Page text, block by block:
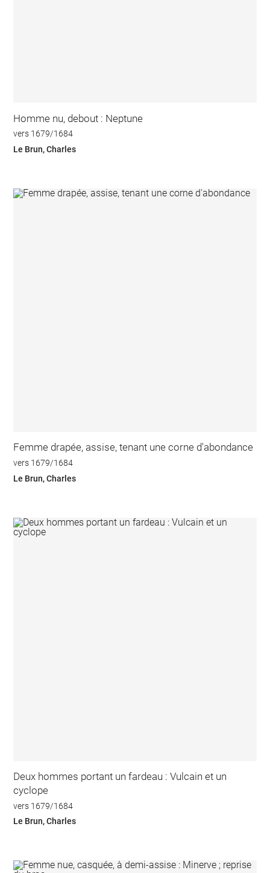
Homme nu, debout : Neptune
vers 1679/1684
Le Brun, Charles
Femme drapée, assise, tenant une corne d'abondance
vers 1679/1684
Le Brun, Charles
Deux hommes portant un fardeau : Vulcain et un
cyclope
vers 1679/1684
Le Brun, Charles